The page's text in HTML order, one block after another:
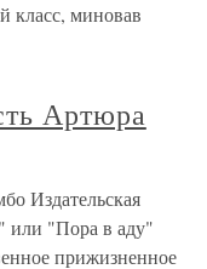
класс, миновав
Артюра
Издательская
или "Пора в аду"
прижизненное